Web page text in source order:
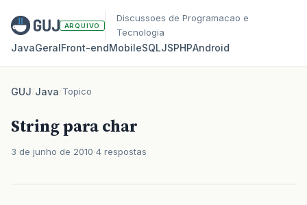
ARQUIVO
Discussoes de Programacao e
Tecnologia
JavaGeralFront‑endMobileSQLJSPHPAndroid
GUJ/Java/Topico
String para char
3 de junho de 2010 4 respostas